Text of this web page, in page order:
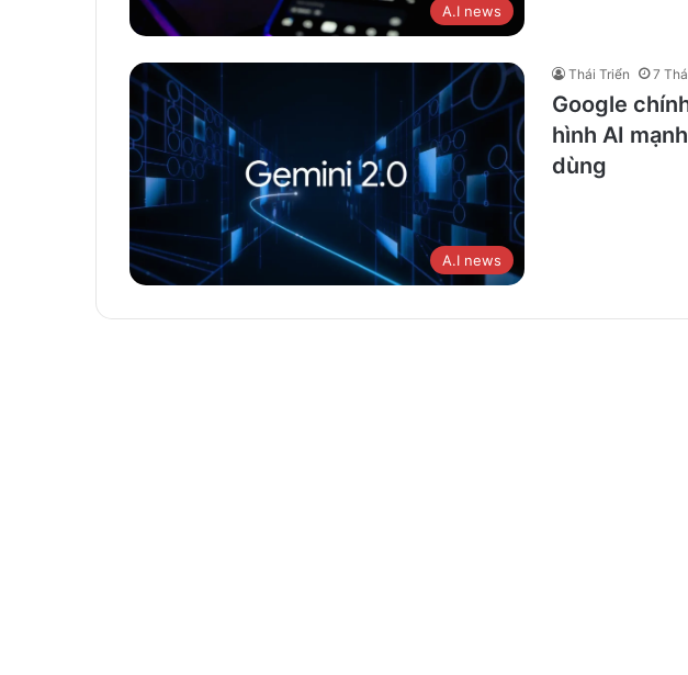
A.I news
A.I news
Thái Triển 7
Google
hình AI
dùng